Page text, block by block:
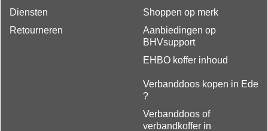
Diensten
Retourneren
Shoppen op merk
Aanbiedingen op
BHVsupport
EHBO koffer inhoud
Verbanddoos kopen in Ede
?
Verbanddoos of
verbandkoffer in